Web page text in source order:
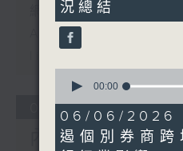
網上直播完畢稍後
Archive will be
01/08/2026
內地新能源車
8
seconds
況總結
seconds
14
minutes,
15
00:00
06/06/2026
遏個別券商跨